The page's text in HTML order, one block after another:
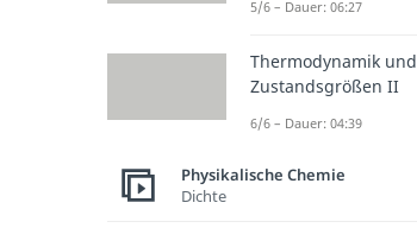
5/6 – Dauer: 06:27
Thermodynamik und
Zustandsgrößen II
6/6 – Dauer: 04:39
Physikalische Chemie
Dichte